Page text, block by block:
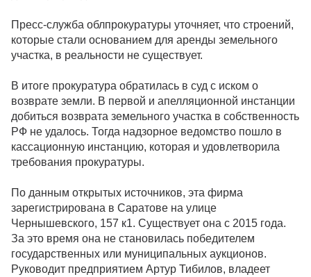
Пресс-служба облпрокуратуры уточняет, что строений,
которые стали основанием для аренды земельного
участка, в реальности не существует.
В итоге прокуратура обратилась в суд с иском о
возврате земли. В первой и апелляционной инстанции
добиться возврата земельного участка в собственность
РФ не удалось. Тогда надзорное ведомство пошло в
кассационную инстанцию, которая и удовлетворила
требования прокуратуры.
По данным открытых источников, эта фирма
зарегистрирована в Саратове на улице
Чернышевского, 157 к1. Существует она с 2015 года.
За это время она не становилась победителем
государственных или муниципальных аукционов.
Руководит предприятием Артур Тибилов, владеет